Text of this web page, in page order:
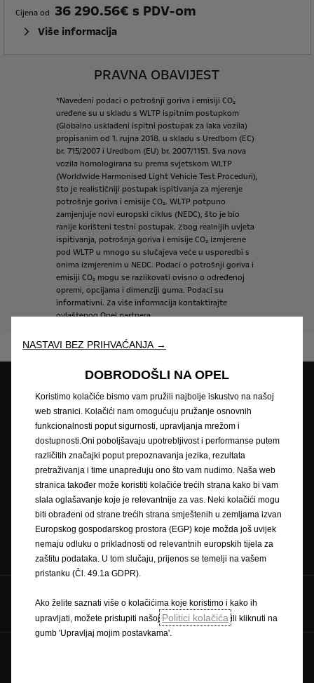
Cijena od 36 290.56€ s PDV-om
Više informacija
PRAVNA OBAVIJEST
*Navedeni podaci o potrošnji goriva i emisiji CO₂
uređene su u skladu s WLTP ispitnim postupkom
(Globalno usklađeni ispitni postupak za laka vozila)
propisanim od 1. rujna 2018. u skladu s Uredbom (EC)
br. 715/2007 i Uredbom (EU) br. 2007/1151. Sva nova
vozila homologirana su prema svjetskom WLTP
(Worldwide Harmonised Light Vehicle Test Proceduri),
što je realističniji postupak ispitivanja za mjerenje
potrošnje goriva i emisije CO₂. WLTP potpuno
zamjenjuje novi europski ciklus (NEDC), što je bio
ranije korišteni testni postupak. Zbog realnijih uvjeta
ispitivanja, potrošnja goriva i emisije CO₂ izmjerene
pod WLTP u mnogo su slučajeva veće u usporedbi s
onima izmjerenim u NEDC. Podaci o potrošnji goriva i
emisiji CO₂ mogu se razlikovati ovisno o određenoj
opremi, opcijama i dimenziji guma. Podaci su
informativni. Za više informacija kontaktirajte
ovlaštenog Opel partnera.
Opel partneri Zatražite ponudu
Zatražite testnu vožnju Naručivanje na servis
Konfigurator Cjenici
Pratite nas na
NASTAVI BEZ PRIHVAĆANJA →
DOBRODOŠLI NA OPEL
Koristimo kolačiće bismo vam pružili najbolje iskustvo na našoj
web stranici. Kolačići nam omogućuju pružanje osnovnih
funkcionalnosti poput sigurnosti, upravljanja mrežom i
dostupnosti.Oni poboljšavaju upotrebljivost i performanse putem
različitih značajki poput prepoznavanja jezika, rezultata
pretraživanja i time unapređuju ono što vam nudimo. Naša web
stranica također može koristiti kolačiće trećih strana kako bi vam
slala oglašavanje koje je relevantnije za vas. Neki kolačići mogu
biti obrađeni od strane trećih strana smještenih u zemljama izvan
Europskog gospodarskog prostora (EGP) koje možda još uvijek
nemaju odluku o prikladnosti od relevantnih europskih tijela za
zaštitu podataka. U tom slučaju, prijenos se temelji na vašem
pristanku (Čl. 49.1a GDPR).
Ako želite saznati više o kolačićima koje koristimo i kako ih
upravljati, možete pristupiti našoj Politici kolačića ili kliknuti na
gumb 'Upravljaj mojim postavkama'.